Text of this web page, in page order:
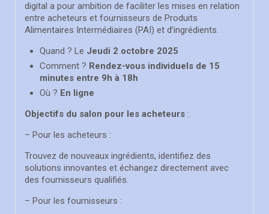
digital a pour ambition de faciliter les mises en relation
entre acheteurs et fournisseurs de Produits
Alimentaires Intermédiaires (PAI) et d’ingrédients.
Quand ? Le Jeudi 2 octobre 2025
Comment ? Rendez-vous individuels de 15
minutes entre 9h à 18h
Où ? En ligne
Objectifs du salon pour les acheteurs :
– Pour les acheteurs :
Trouvez de nouveaux ingrédients, identifiez des
solutions innovantes et échangez directement avec
des fournisseurs qualifiés.
– Pour les fournisseurs :